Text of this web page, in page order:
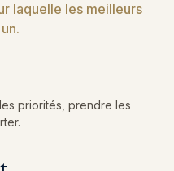
laquelle les meilleurs
priorités, prendre les